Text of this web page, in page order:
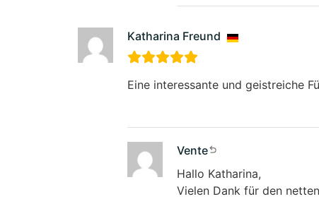
Katharina Freund
Eine interessante und geistreiche
Vente
Hallo Katharina,
Vielen Dank für den